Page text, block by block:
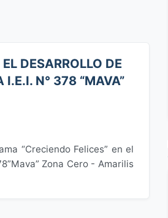
DESARROLLO DE
N° 378 “MAVA”
“Creciendo Felices” en el
Zona Cero - Amarilis